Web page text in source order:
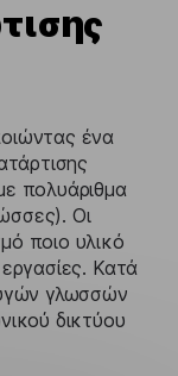
ένα
πολυάριθμα
Οι
ποιο υλικό
Κατά
γλωσσών
δικτύου